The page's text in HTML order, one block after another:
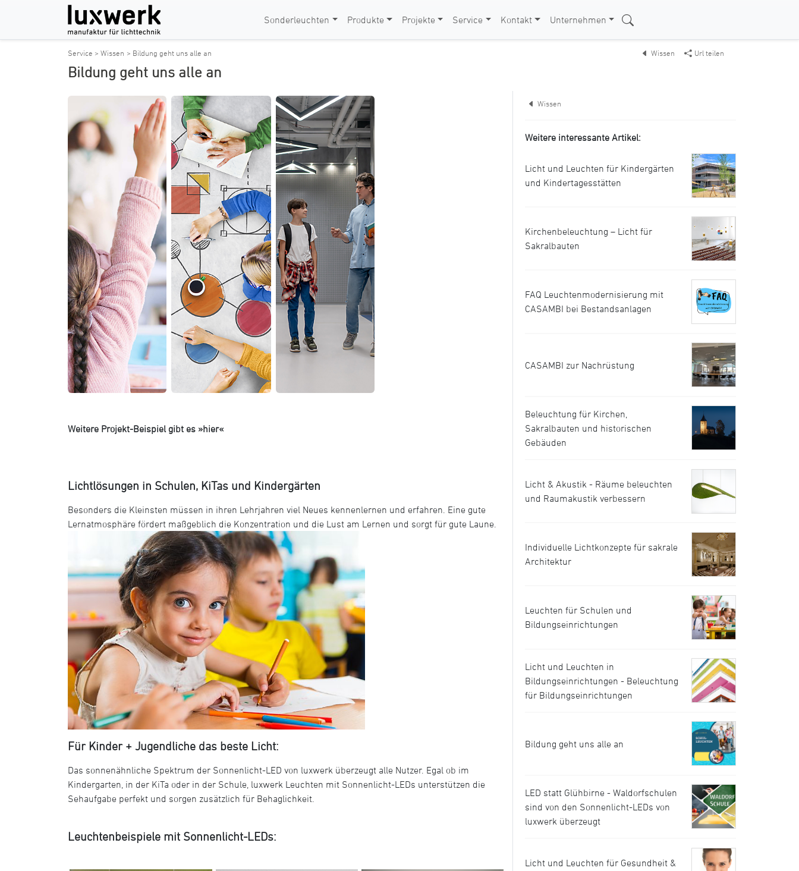
Sonderleuchten Produkte Projekte Service Kontakt Unternehmen
Service > Wissen > Bildung geht uns alle an Url teilen
Wissen
Bildung geht uns alle an
Weitere Projekt-Beispiel gibt es »hier«
Lichtlösungen in Schulen, KiTas und Kindergärten
Besonders die Kleinsten müssen in ihren Lehrjahren viel Neues kennenlernen und erfahren. Eine gute
Lernatmosphäre fördert maßgeblich die Konzentration und die Lust am Lernen und sorgt für gute Laune.
Für Kinder + Jugendliche das beste Licht:
Das sonnenähnliche Spektrum der Sonnenlicht-LED von luxwerk überzeugt alle Nutzer. Egal ob im
Kindergarten, in der KiTa oder in der Schule, luxwerk Leuchten mit Sonnenlicht-LEDs unterstützen die
Sehaufgabe perfekt und sorgen zusätzlich für Behaglichkeit.
Leuchtenbeispiele mit Sonnenlicht-LEDs:
Wissen
Weitere interessante Artikel:
Licht und Leuchten für Kindergärten
und Kindertagesstätten
Kirchenbeleuchtung – Licht für
Sakralbauten
FAQ Leuchtenmodernisierung mit
CASAMBI bei Bestandsanlagen
CASAMBI zur Nachrüstung
Beleuchtung für Kirchen,
Sakralbauten und historischen
Gebäuden
Licht & Akustik - Räume beleuchten
und Raumakustik verbessern
Individuelle Lichtkonzepte für sakrale
Architektur
Leuchten für Schulen und
Bildungseinrichtungen
Licht und Leuchten in
Bildungseinrichtungen - Beleuchtung
für Bildungseinrichtungen
Bildung geht uns alle an
LED statt Glühbirne - Waldorfschulen
sind von den Sonnenlicht-LEDs von
luxwerk überzeugt
Licht und Leuchten für Gesundheit &